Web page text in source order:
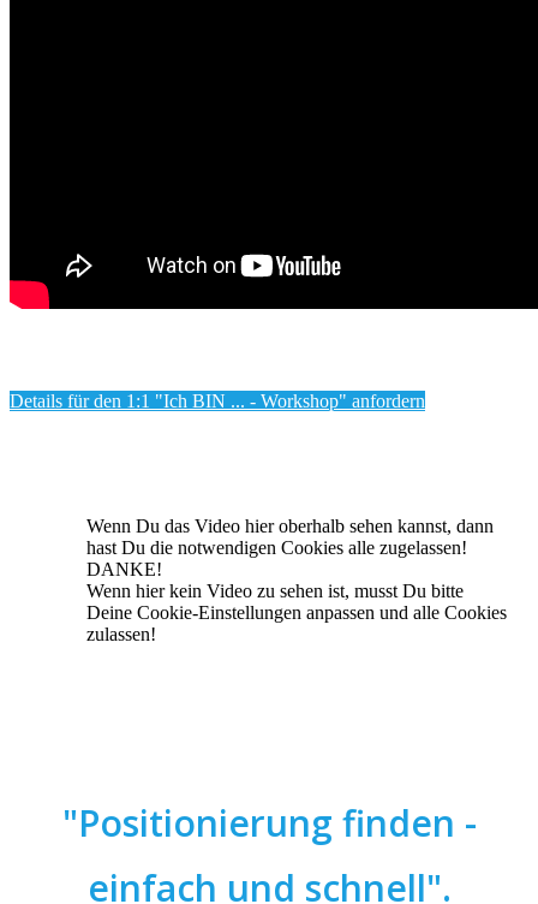
Details für den 1:1 "Ich BIN ... - Workshop" anfordern
Wenn Du das Video hier oberhalb sehen kannst, dann
hast Du die notwendigen Cookies alle zugelassen!
DANKE!
Wenn hier kein Video zu sehen ist, musst Du bitte
Deine Cookie-Einstellungen anpassen und alle Cookies
zulassen!
"Positionierung finden -
einfach und schnell".